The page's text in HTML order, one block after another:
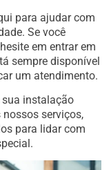
para ajudar com
Se você
em entrar em
sempre disponível
um atendimento.
sua instalação
serviços,
para lidar com